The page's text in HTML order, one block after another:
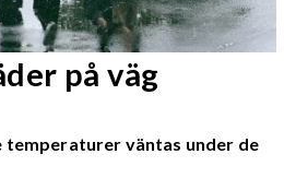
på väg
temperaturer väntas under de